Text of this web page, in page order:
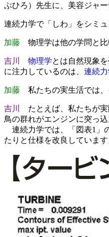
ぶひろ）先生に、美容ジャ
連続力学で「しわ」をシミ
加藤 物理学は他の学問と比
吉川 物理学とは自然現象
に注力しているのは、 連続
加藤 私たちの実生活では、
吉川 たとえば、私たちが実
鳥の群れがエンジンに突っ
連続力学では、「図表1」
たりと仕様を改良していま